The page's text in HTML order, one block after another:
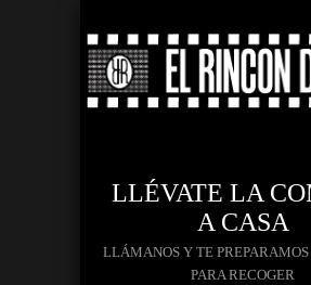
LLÉVATE LA
A CASA
LLÁMANOS Y TE PREPARAMOS
PARA RECOGER